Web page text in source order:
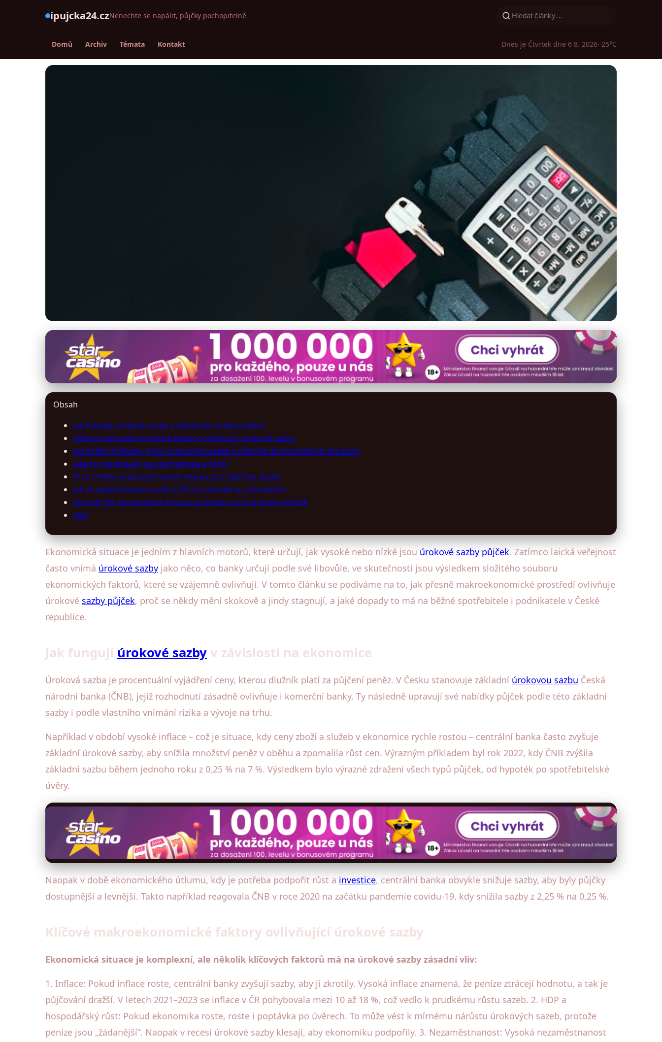
ipujcka24.czNenechte se napálit, půjčky pochopitelně
Domů Archiv Témata Kontakt Dnes je Čtvrtek dne 6 8. 2026· 25°C
ipujcka24.cz
Jak ekonomické faktory ovlivňují úrokové sazby půjček v ČR?
29. 3. 2026· 9 min čtení · Autor: Petra Váchová
Obsah
Jak fungují úrokové sazby v závislosti na ekonomice
Klíčové makroekonomické faktory ovlivňující úrokové sazby
Konkrétní příklady: Vývoj úrokových sazeb v různých ekonomických situacích
Jaké to má dopady na spotřebitele a firmy
Proč změny úrokových sazeb nejsou pro všechny stejné
Jak se vyvíjí úrokové sazby v ČR ve srovnání se zahraničím
Shrnutí: Jak ekonomická situace určovala a určuje úroky půjček
FAQ
Ekonomická situace je jedním z hlavních motorů, které určují, jak vysoké nebo nízké jsou úrokové sazby půjček. Zatímco laická veřejnost
často vnímá úrokové sazby jako něco, co banky určují podle své libovůle, ve skutečnosti jsou výsledkem složitého souboru
ekonomických faktorů, které se vzájemně ovlivňují. V tomto článku se podíváme na to, jak přesně makroekonomické prostředí ovlivňuje
úrokové sazby půjček, proč se někdy mění skokově a jindy stagnují, a jaké dopady to má na běžné spotřebitele i podnikatele v České
republice.
Jak fungují úrokové sazby v závislosti na ekonomice
Úroková sazba je procentuální vyjádření ceny, kterou dlužník platí za půjčení peněz. V Česku stanovuje základní úrokovou sazbu Česká
národní banka (ČNB), jejíž rozhodnutí zásadně ovlivňuje i komerční banky. Ty následně upravují své nabídky půjček podle této základní
sazby i podle vlastního vnímání rizika a vývoje na trhu.
Například v období vysoké inflace – což je situace, kdy ceny zboží a služeb v ekonomice rychle rostou – centrální banka často zvyšuje
základní úrokové sazby, aby snížila množství peněz v oběhu a zpomalila růst cen. Výrazným příkladem byl rok 2022, kdy ČNB zvýšila
základní sazbu během jednoho roku z 0,25 % na 7 %. Výsledkem bylo výrazné zdražení všech typů půjček, od hypoték po spotřebitelské
úvěry.
Naopak v době ekonomického útlumu, kdy je potřeba podpořit růst a investice, centrální banka obvykle snižuje sazby, aby byly půjčky
dostupnější a levnější. Takto například reagovala ČNB v roce 2020 na začátku pandemie covidu-19, kdy snížila sazby z 2,25 % na 0,25 %.
Klíčové makroekonomické faktory ovlivňující úrokové sazby
Ekonomická situace je komplexní, ale několik klíčových faktorů má na úrokové sazby zásadní vliv:
1. Inflace: Pokud inflace roste, centrální banky zvyšují sazby, aby ji zkrotily. Vysoká inflace znamená, že peníze ztrácejí hodnotu, a tak je
půjčování dražší. V letech 2021–2023 se inflace v ČR pohybovala mezi 10 až 18 %, což vedlo k prudkému růstu sazeb. 2. HDP a
hospodářský růst: Pokud ekonomika roste, roste i poptávka po úvěrech. To může vést k mírnému nárůstu úrokových sazeb, protože
peníze jsou „žádanější“. Naopak v recesi úrokové sazby klesají, aby ekonomiku podpořily. 3. Nezaměstnanost: Vysoká nezaměstnanost